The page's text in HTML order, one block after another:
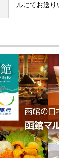
ルにてお送り